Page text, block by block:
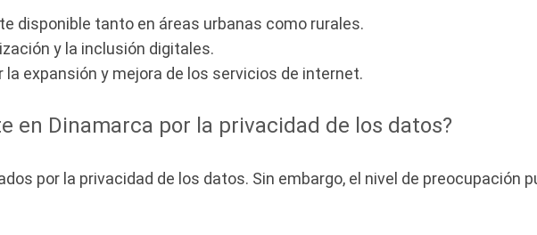
disponible tanto en áreas urbanas como rurales.
y la inclusión digitales.
expansión y mejora de los servicios de internet.
en Dinamarca por la privacidad de los datos?
por la privacidad de los datos. Sin embargo, el nivel de preocupación